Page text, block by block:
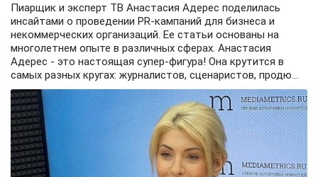
Пиарщик и эксперт ТВ Анастасия Адерес поделилась
инсайтами о проведении PR-кампаний для бизнеса и
некоммерческих организаций. Ее статьи основаны на
многолетнем опыте в различных сферах. Анастасия
Адерес - это настоящая супер-фигура! Она крутится в
самых разных кругах: журналистов, сценаристов, продю...